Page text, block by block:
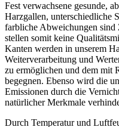
Fest verwachsene gesunde,
Harzgallen, unterschiedliche
farbliche Abweichungen sind
stellen somit keine
Kanten werden in unserem
Weiterverarbeitung und
zu ermöglichen und dem mit
begegnen. Ebenso wird die
Emissionen durch die
natürlicher Merkmale
Durch Temperatur und